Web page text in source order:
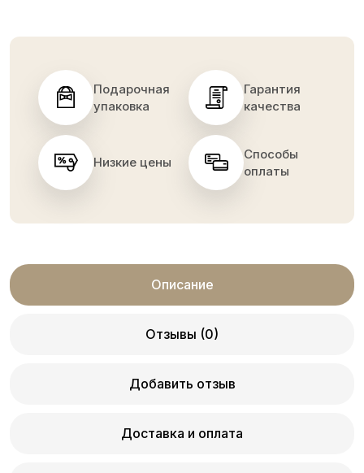
Подарочная
упаковка
Гарантия
качества
Низкие цены
Способы
оплаты
Описание
Отзывы (0)
Добавить отзыв
Доставка и оплата